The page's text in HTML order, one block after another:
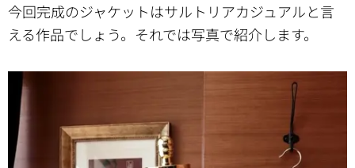
今回完成のジャケットはサルトリアカジュアルと言
える作品でしょう。それでは写真で紹介します。